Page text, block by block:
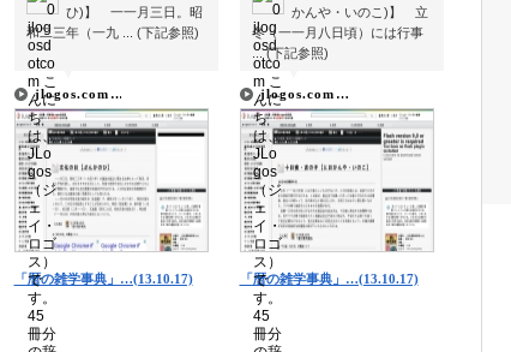
ひ)】 一一月三日。昭
和二三年（一九 ... (下記参照)
jlogos.com…
「暦の雑学事典」…(13.10.17)
かんや・いのこ)】 立
冬（一一月八日頃）には行事
... (下記参照)
jlogos.com…
「暦の雑学事典」…(13.10.17)